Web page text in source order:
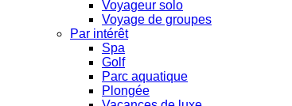
Voyageur solo
Voyage de groupes
Par intérêt
Spa
Golf
Parc aquatique
Plongée